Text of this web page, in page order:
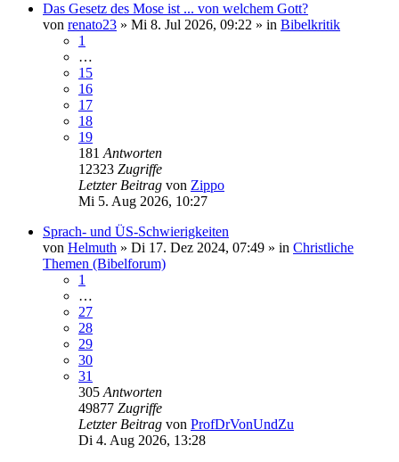
Das Gesetz des Mose ist ... von welchem Gott?
von renato23 » Mi 8. Jul 2026, 09:22 » in Bibelkritik
1
…
15
16
17
18
19
181 Antworten
12323 Zugriffe
Letzter Beitrag von Zippo
Mi 5. Aug 2026, 10:27
Sprach- und ÜS-Schwierigkeiten
von Helmuth » Di 17. Dez 2024, 07:49 » in Christliche
Themen (Bibelforum)
1
…
27
28
29
30
31
305 Antworten
49877 Zugriffe
Letzter Beitrag von ProfDrVonUndZu
Di 4. Aug 2026, 13:28